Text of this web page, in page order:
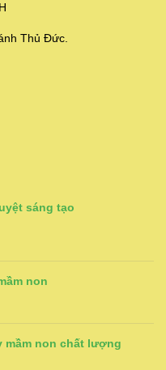
Thủ Đức.
sáng tạo
non
non chất lượng